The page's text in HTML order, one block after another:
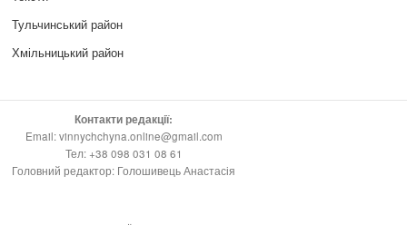
Тульчинський район
Хмільницький район
Контакти редакції:
Email: vinnychchyna.online@gmail.com
Тел: +38 098 031 08 61
Головний редактор: Голошивець Анастасія